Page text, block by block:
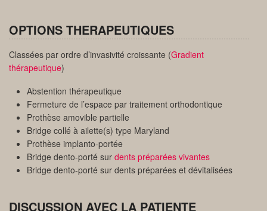
OPTIONS THERAPEUTIQUES
Classées par ordre d’invasivité croissante (Gradient
thérapeutique)
Abstention thérapeutique
Fermeture de l’espace par traitement orthodontique
Prothèse amovible partielle
Bridge collé à ailette(s) type Maryland
Prothèse implanto-portée
Bridge dento-porté sur dents préparées vivantes
Bridge dento-porté sur dents préparées et dévitalisées
DISCUSSION AVEC LA PATIENTE